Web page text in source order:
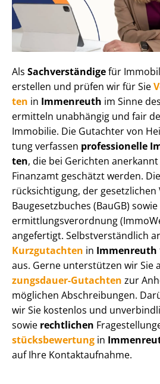
Als Sachverständigefür
erstellen und prüfen wir für Sie
ten in Immenreuth im Sinne des
ermitteln unabhängig und fair
Immobilie. Die Gutachter von
tung verfassen professionelle
ten, die bei Gerichten
Finanzamt geschätzt werden.
rück­sich­ti­gung, der gesetzlichen
Baugesetzbuches (BauGB)
ermitt­lungs­ver­ord­nung
angefertigt. Selbst­ver­ständ­lich
Kurzgutachten in Immenreuth
aus. Gerne unterstützen wir Sie
zungs­dau­er-Gutachten zur
möglichen Abschreibungen.
wir Sie kostenlos und
sowie rechtlichen
stücks­be­wer­tung in
auf Ihre Kontaktaufnahme.